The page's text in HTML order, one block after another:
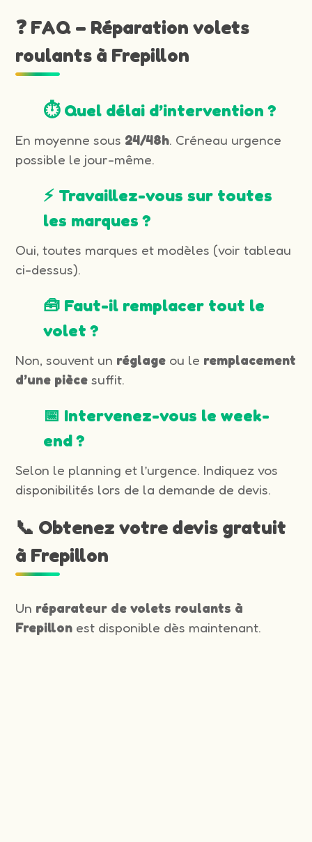
❓ FAQ – Réparation volets
roulants à Frepillon
⏱️ Quel délai d’intervention ?
En moyenne sous 24/48h. Créneau urgence
possible le jour-même.
⚡ Travaillez-vous sur toutes
les marques ?
Oui, toutes marques et modèles (voir tableau
ci-dessus).
🧰 Faut-il remplacer tout le
volet ?
Non, souvent un réglage ou le remplacement
d’une pièce suffit.
📅 Intervenez-vous le week-
end ?
Selon le planning et l’urgence. Indiquez vos
disponibilités lors de la demande de devis.
📞 Obtenez votre devis gratuit
à Frepillon
Un réparateur de volets roulants à
Frepillon est disponible dès maintenant.